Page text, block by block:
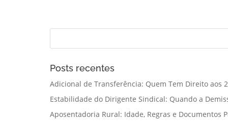
Posts recentes
Adicional de Transferência: Quem Tem Direito aos
Estabilidade do Dirigente Sindical: Quando a
Aposentadoria Rural: Idade, Regras e Documentos